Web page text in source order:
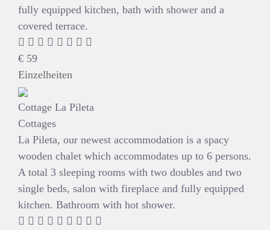
fully equipped kitchen, bath with shower and a
covered terrace.
€ 59
Einzelheiten
Cottage La Pileta
Cottages
La Pileta, our newest accommodation is a spacy
wooden chalet which accommodates up to 6 persons.
A total 3 sleeping rooms with two doubles and two
single beds, salon with fireplace and fully equipped
kitchen. Bathroom with hot shower.